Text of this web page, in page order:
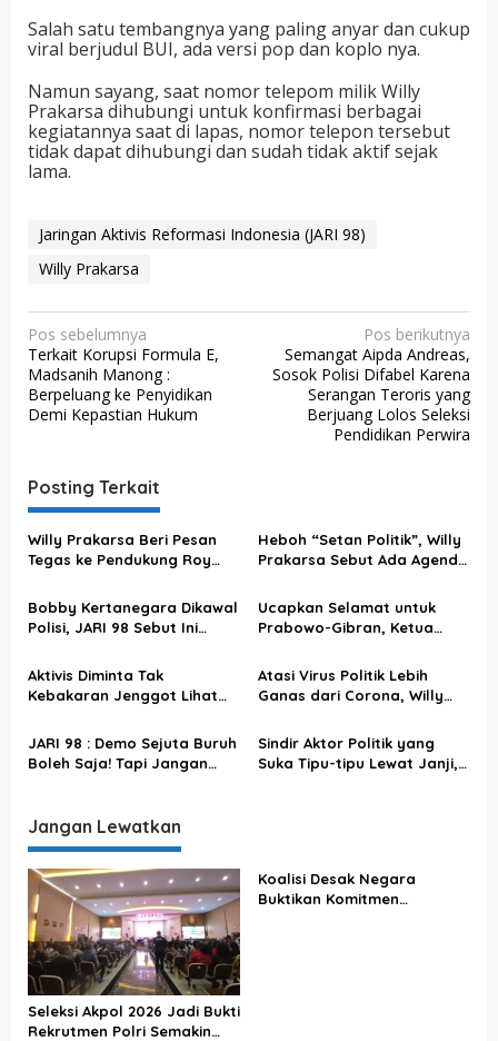
Salah satu tembangnya yang paling anyar dan cukup
viral berjudul BUI, ada versi pop dan koplo nya.
Namun sayang, saat nomor telepom milik Willy
Prakarsa dihubungi untuk konfirmasi berbagai
kegiatannya saat di lapas, nomor telepon tersebut
tidak dapat dihubungi dan sudah tidak aktif sejak
lama.
Jaringan Aktivis Reformasi Indonesia (JARI 98)
Willy Prakarsa
N
a
v
i
a
s
i
o
s
Pos sebelumnya
Terkait Korupsi Formula E,
Madsanih Manong :
Berpeluang ke Penyidikan
Demi Kepastian Hukum
Pos berikutnya
Semangat Aipda Andreas,
Sosok Polisi Difabel Karena
Serangan Teroris yang
Berjuang Lolos Seleksi
Pendidikan Perwira
Posting Terkait
Willy Prakarsa Beri Pesan
Tegas ke Pendukung Roy
Salah Langkah
Heboh “Setan Politik”, Willy
Prakarsa Sebut Ada Agenda
Bobby Kertanegara Dikawal
Polisi, JARI 98 Sebut Ini
yang Tidak Tepat
Ucapkan Selamat untuk
Prabowo-Gibran, Ketua
Serukan Semangat untuk
Musisi Jalanan Pasca
Aktivis Diminta Tak
Kebakaran Jenggot Lihat
JARI 98 : Gak Usah Kepo
Juga Kita Dukung Siapa di
Atasi Virus Politik Lebih
Ganas dari Corona, Willy
Atasi Gangguan Kamtibmas
dengan Langkah Preventif
JARI 98 : Demo Sejuta Buruh
Boleh Saja! Tapi Jangan
Rakyat
Sindir Aktor Politik yang
Suka Tipu-tipu Lewat Janji,
Jangan Lewatkan
Seleksi Akpol 2026 Jadi Bukti
Rekrutmen Polri Semakin
Koalisi Desak Negara
Buktikan Komitmen